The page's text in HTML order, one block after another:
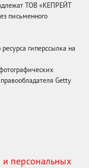
ТОВ «КЕПРЕЙТ
письменного
гиперссылка на
Getty
персональных